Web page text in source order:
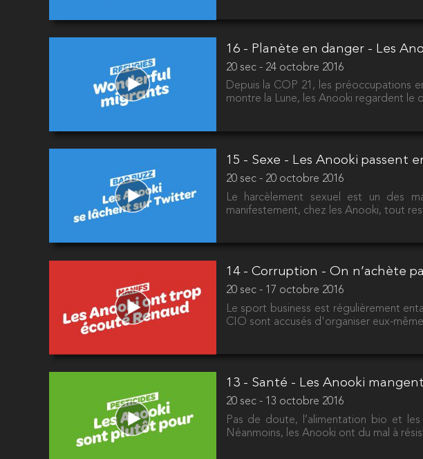
16 - Planète en danger - Les
20 sec - 24 octobre 2016
Depuis la COP 21, les préoccupations
montre la Lune, les Anooki regardent
15 - Sexe - Les Anooki passent
20 sec - 20 octobre 2016
Le harcèlement sexuel est un des
manifestement, chez les Anooki, tout
14 - Corruption - On n’achète
20 sec - 17 octobre 2016
Le sport business est régulièrement
CIO sont accusés d'organiser eux-
13 - Santé - Les Anooki
20 sec - 13 octobre 2016
Pas de doute, l’alimentation bio et
Néanmoins, les Anooki ont du mal à